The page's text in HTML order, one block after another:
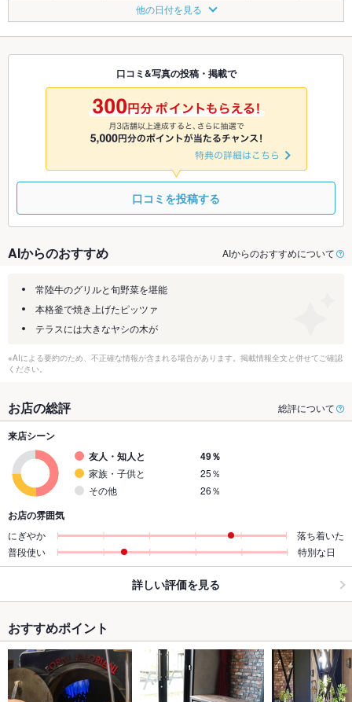
◎ 休
8/25
◎
8/26
休
8/27
◎ ◎ ◎
8/30 8/31 9/1
休
9/2
◎
9/3
◎
9/4 9/5
9/8
休 休 ◎ ◎
他の日付を見る
口コミ&写真の投稿・掲載で
口コミを投稿する
AIからのおすすめ AIからのおすすめについて
常陸牛のグリルと旬野菜を堪能
本格釜で焼き上げたピッツァ
テラスには大きなヤシの木が
※AIによる要約のため、不正確な情報が含まれる場合があります。掲載情報全文と併せてご確認
ください。
お店の総評 総評について
来店シーン
友人・知人と
49％
家族・子供と
25％
その他
26％
お店の雰囲気
にぎやか
落ち着いた
普段使い
特別な日
詳しい評価を見る
おすすめポイント